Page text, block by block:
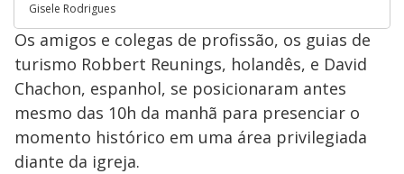
Gisele Rodrigues
Os amigos e colegas de profissão, os guias de
turismo Robbert Reunings, holandês, e David
Chachon, espanhol, se posicionaram antes
mesmo das 10h da manhã para presenciar o
momento histórico em uma área privilegiada
diante da igreja.